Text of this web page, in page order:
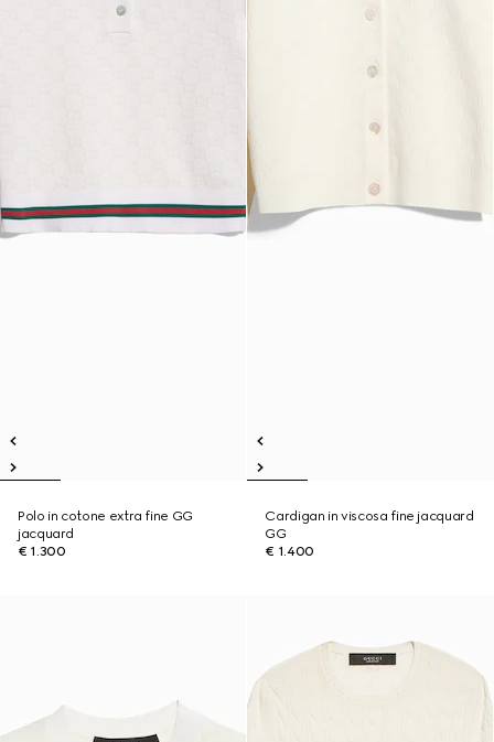
Polo in cotone extra fine GG
jacquard
€ 1.300
Cardigan in viscosa fine jacquard
GG
€ 1.400